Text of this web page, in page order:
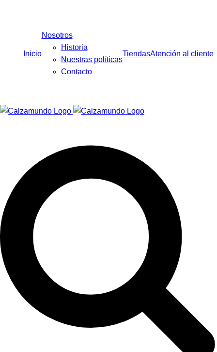
Inicio
Nosotros
Historia
Nuestras políticas
Contacto
TiendasAtención al cliente